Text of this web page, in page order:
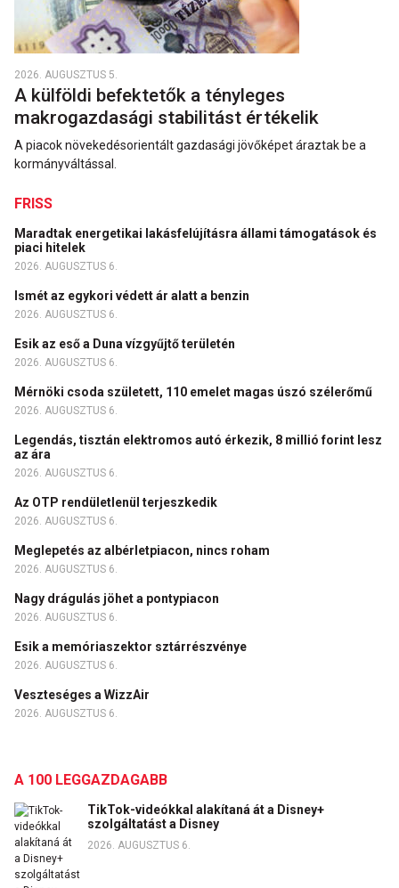
2026. AUGUSZTUS 5.
A külföldi befektetők a tényleges
makrogazdasági stabilitást értékelik
A piacok növekedésorientált gazdasági jövőképet áraztak be a
kormányváltással.
FRISS
Maradtak energetikai lakásfelújításra állami támogatások és
piaci hitelek
2026. AUGUSZTUS 6.
Ismét az egykori védett ár alatt a benzin
2026. AUGUSZTUS 6.
Esik az eső a Duna vízgyűjtő területén
2026. AUGUSZTUS 6.
Mérnöki csoda született, 110 emelet magas úszó szélerőmű
2026. AUGUSZTUS 6.
Legendás, tisztán elektromos autó érkezik, 8 millió forint lesz
az ára
2026. AUGUSZTUS 6.
Az OTP rendületlenül terjeszkedik
2026. AUGUSZTUS 6.
Meglepetés az albérletpiacon, nincs roham
2026. AUGUSZTUS 6.
Nagy drágulás jöhet a pontypiacon
2026. AUGUSZTUS 6.
Esik a memóriaszektor sztárrészvénye
2026. AUGUSZTUS 6.
Veszteséges a WizzAir
2026. AUGUSZTUS 6.
A 100 LEGGAZDAGABB
TikTok-videókkal alakítaná át a Disney+
szolgáltatást a Disney
2026. AUGUSZTUS 6.